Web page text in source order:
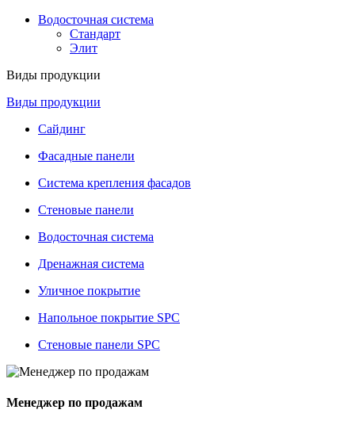
Водосточная система
Стандарт
Элит
Виды продукции
Виды продукции
Сайдинг
Фасадные панели
Система крепления фасадов
Стеновые панели
Водосточная система
Дренажная система
Уличное покрытие
Напольное покрытие SPC
Стеновые панели SPC
Менеджер по продажам